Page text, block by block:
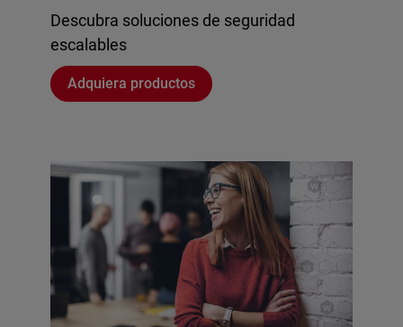
Descubra soluciones de seguridad
escalables
Adquiera productos